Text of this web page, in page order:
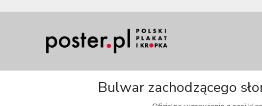
Bulwar zachodzącego